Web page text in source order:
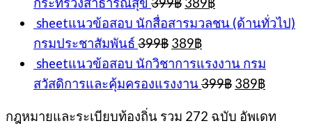
was:
399฿.
price
is:
sheetแนวข้อสอบ นักสื่อสารมวลชน (ด้านทั่วไป)
กรมประชาสัมพันธ์ 399฿ Original
was:
399฿.
389฿Current
is:
389฿.
sheetแนวข้อสอบ นักวิชาการแรงงาน กรม
สวัสดิการและคุ้มครองแรงงาน 399฿ Original
was:
389฿Current
is:
กฎหมายและระเบียบท้องถิ่น รวม 272 ฉบับ อัพเดท